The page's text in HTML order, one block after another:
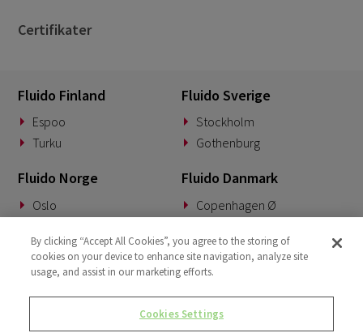
Certifikater
Fluido Finland
Espoo
Turku
Fluido Sverige
Stockholm
Gothenburg
Fluido Norge
Oslo
Fluido Danmark
Copenhagen Ø
Fluido Tyskland
Munich
Fluido Benelux
Woerden
Fluido UK&I
London
Fluido Slovakia
Banská Bystrica
By clicking “Accept All Cookies”, you agree to the storing of
cookies on your device to enhance site navigation, analyze site
usage, and assist in our marketing efforts.
Cookies Settings